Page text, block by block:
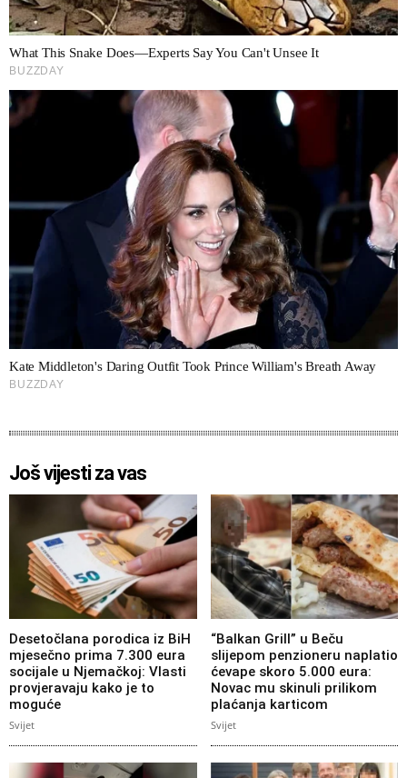
Još vijesti za vas
Desetočlana porodica iz BiH
mjesečno prima 7.300 eura
socijale u Njemačkoj: Vlasti
provjeravaju kako je to
moguće
Svijet
“Balkan Grill” u Beču
slijepom penzioneru naplatio
ćevape skoro 5.000 eura:
Novac mu skinuli prilikom
plaćanja karticom
Svijet